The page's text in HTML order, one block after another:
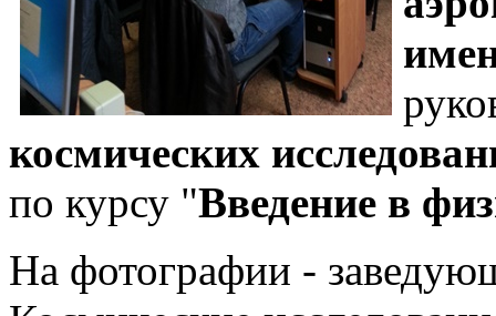
космических
по курсу "Введение в
На фотографии -